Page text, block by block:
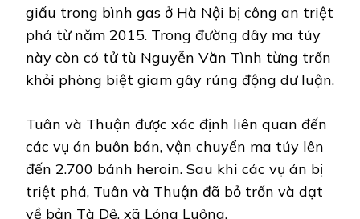
giấu trong bình gas ở Hà Nội bị công an triệt
phá từ năm 2015. Trong đường dây ma túy
này còn có tử tù Nguyễn Văn Tình từng trốn
khỏi phòng biệt giam gây rúng động dư luận.
Tuân và Thuận được xác định liên quan đến
các vụ án buôn bán, vận chuyển ma túy lên
đến 2.700 bánh heroin. Sau khi các vụ án bị
triệt phá, Tuân và Thuận đã bỏ trốn và dạt
về bản Tà Dê, xã Lóng Luông.